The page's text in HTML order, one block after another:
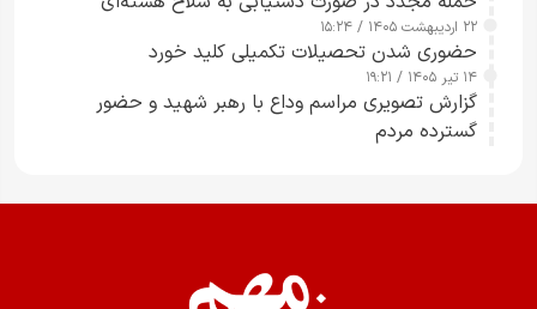
۲۲ اردیبهشت ۱۴۰۵ / ۱۵:۲۴
حضوری شدن تحصیلات تکمیلی کلید خورد
۱۴ تیر ۱۴۰۵ / ۱۹:۲۱
گزارش تصویری مراسم وداع با رهبر شهید و حضور
گسترده مردم